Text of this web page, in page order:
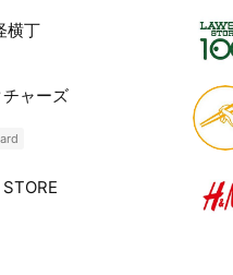
横丁
ャーズ